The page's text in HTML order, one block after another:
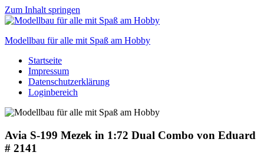
Zum Inhalt springen
Modellbau für alle mit Spaß am Hobby
Scale
modelling
to
Startseite
Impressum
Datenschutzerklärung
Loginbereich
Avia S-199 Mezek in 1:72 Dual Combo von Eduard
# 2141